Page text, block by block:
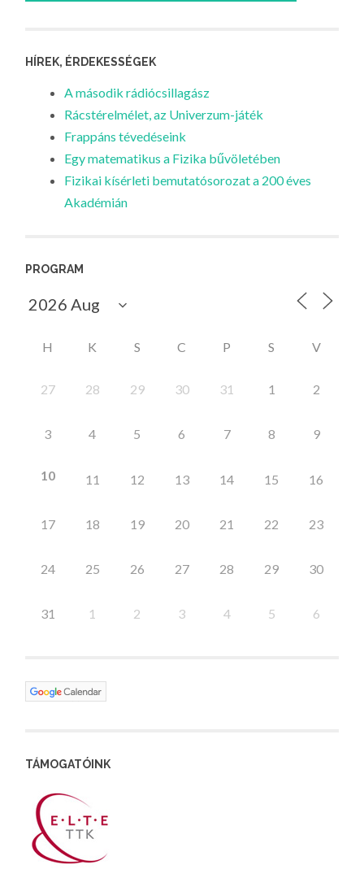
HÍREK, ÉRDEKESSÉGEK
A második rádiócsillagász
Rácstérelmélet, az Univerzum-játék
Frappáns tévedéseink
Egy matematikus a Fizika bűvöletében
Fizikai kísérleti bemutatósorozat a 200 éves
Akadémián
PROGRAM
H K S C P S V
27 28 29 30 31 1 2
3 4 5 6 7 8 9
10 11 12 13 14 15 16
17 18 19 20 21 22 23
24 25 26 27 28 29 30
31 1 2 3 4 5 6
TÁMOGATÓINK